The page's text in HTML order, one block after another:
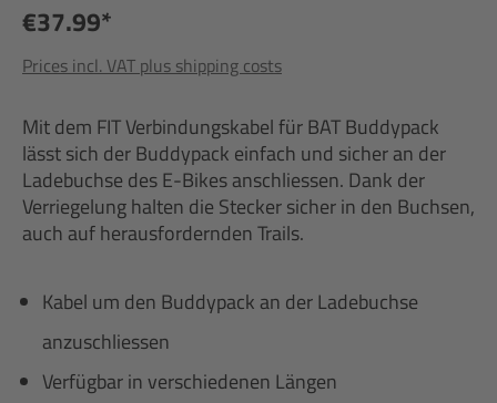
€37.99*
Prices incl. VAT plus shipping costs
Mit dem FIT Verbindungskabel für BAT Buddypack
lässt sich der Buddypack einfach und sicher an der
Ladebuchse des E-Bikes anschliessen. Dank der
Verriegelung halten die Stecker sicher in den Buchsen,
auch auf herausfordernden Trails.
Kabel um den Buddypack an der Ladebuchse
anzuschliessen
Verfügbar in verschiedenen Längen